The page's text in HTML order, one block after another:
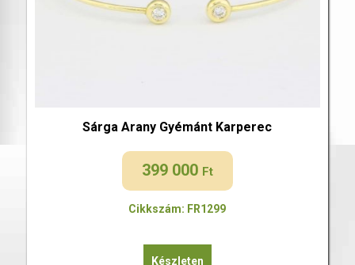
Sárga Arany Gyémánt Karperec
399 000 Ft
Cikkszám: FR1299
Készleten